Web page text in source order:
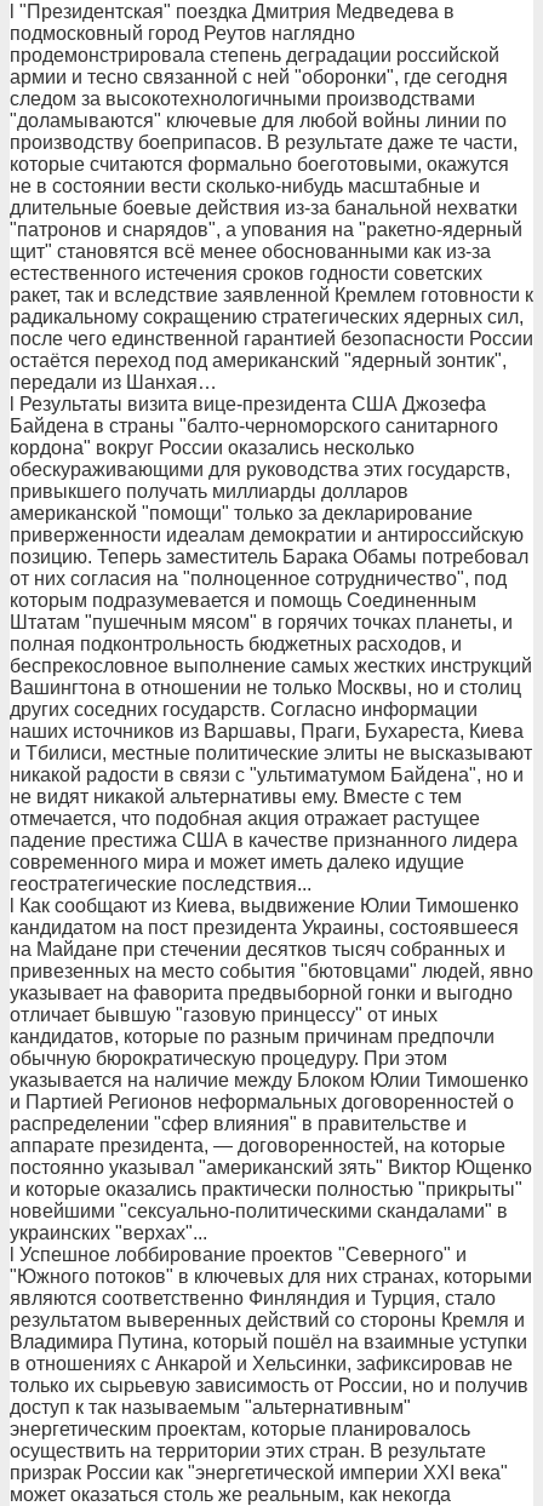
l "Президентская" поездка Дмитрия Медведева в
подмосковный город Реутов наглядно
продемонстрировала степень деградации российской
армии и тесно связанной с ней "оборонки", где сегодня
следом за высокотехнологичными производствами
"доламываются" ключевые для любой войны линии по
производству боеприпасов. В результате даже те части,
которые считаются формально боеготовыми, окажутся
не в состоянии вести сколько-нибудь масштабные и
длительные боевые действия из-за банальной нехватки
"патронов и снарядов", а упования на "ракетно-ядерный
щит" становятся всё менее обоснованными как из-за
естественного истечения сроков годности советских
ракет, так и вследствие заявленной Кремлем готовности к
радикальному сокращению стратегических ядерных сил,
после чего единственной гарантией безопасности России
остаётся переход под американский "ядерный зонтик",
передали из Шанхая…
l Результаты визита вице-президента США Джозефа
Байдена в страны "балто-черноморского санитарного
кордона" вокруг России оказались несколько
обескураживающими для руководства этих государств,
привыкшего получать миллиарды долларов
американской "помощи" только за декларирование
приверженности идеалам демократии и антироссийскую
позицию. Теперь заместитель Барака Обамы потребовал
от них согласия на "полноценное сотрудничество", под
которым подразумевается и помощь Соединенным
Штатам "пушечным мясом" в горячих точках планеты, и
полная подконтрольность бюджетных расходов, и
беспрекословное выполнение самых жестких инструкций
Вашингтона в отношении не только Москвы, но и столиц
других соседних государств. Согласно информации
наших источников из Варшавы, Праги, Бухареста, Киева
и Тбилиси, местные политические элиты не высказывают
никакой радости в связи с "ультиматумом Байдена", но и
не видят никакой альтернативы ему. Вместе с тем
отмечается, что подобная акция отражает растущее
падение престижа США в качестве признанного лидера
современного мира и может иметь далеко идущие
геостратегические последствия...
l Как сообщают из Киева, выдвижение Юлии Тимошенко
кандидатом на пост президента Украины, состоявшееся
на Майдане при стечении десятков тысяч собранных и
привезенных на место события "бютовцами" людей, явно
указывает на фаворита предвыборной гонки и выгодно
отличает бывшую "газовую принцессу" от иных
кандидатов, которые по разным причинам предпочли
обычную бюрократическую процедуру. При этом
указывается на наличие между Блоком Юлии Тимошенко
и Партией Регионов неформальных договоренностей о
распределении "сфер влияния" в правительстве и
аппарате президента, — договоренностей, на которые
постоянно указывал "американский зять" Виктор Ющенко
и которые оказались практически полностью "прикрыты"
новейшими "сексуально-политическими скандалами" в
украинских "верхах"...
l Успешное лоббирование проектов "Северного" и
"Южного потоков" в ключевых для них странах, которыми
являются соответственно Финляндия и Турция, стало
результатом выверенных действий со стороны Кремля и
Владимира Путина, который пошёл на взаимные уступки
в отношениях с Анкарой и Хельсинки, зафиксировав не
только их сырьевую зависимость от России, но и получив
доступ к так называемым "альтернативным"
энергетическим проектам, которые планировалось
осуществить на территории этих стран. В результате
призрак России как "энергетической империи XXI века"
может оказаться столь же реальным, как некогда